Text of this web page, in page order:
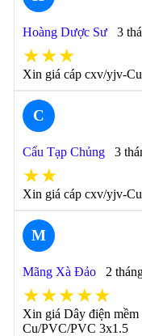
Hoàng Dược Sư 3
★★★
Xin giá cáp cxv/yjv-
C
Cẩu Tạp Chủng 3
★★
Xin giá cáp cxv/yjv-
M
Mãng Xà Đảo 2
★★★★★
Xin giá Dây điện
Cu/PVC/PVC 3x1.5